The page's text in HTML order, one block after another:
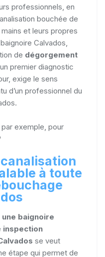
professionnels, en
bouchée de
et leurs propres
Calvados,
de dégorgement
premier diagnostic
exige le sens
d’un professionnel du
exemple, pour
à toute
baignoire
inspection
se veut
étape qui permet de